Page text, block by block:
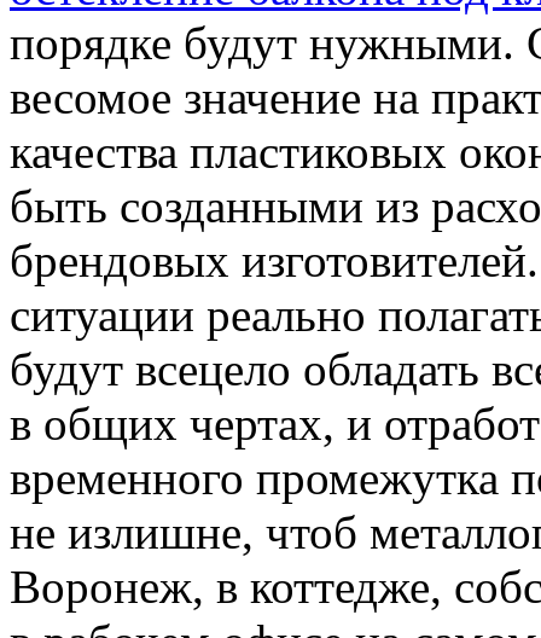
порядке будут нужными.
весомое значение на
качества пластиковых
быть созданными из
брендовых
ситуации реально
будут всецело обладать
в общих чертах, и
временного промежутка
не излишне, чтоб
Воронеж, в коттедже,